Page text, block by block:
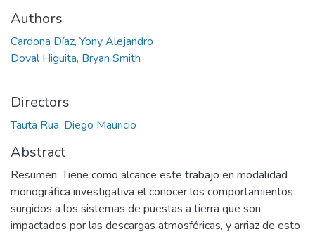
Authors
Cardona Díaz, Yony Alejandro
Doval Higuita, Bryan Smith
Directors
Tauta Rua, Diego Mauricio
Abstract
Resumen: Tiene como alcance este trabajo en modalidad
monográfica investigativa el conocer los comportamientos
surgidos a los sistemas de puestas a tierra que son
impactados por las descargas atmosféricas, y arriaz de esto